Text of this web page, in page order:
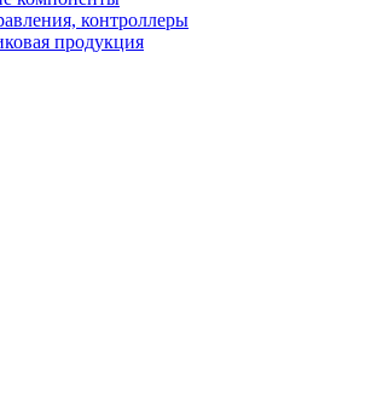
контроллеры
продукция